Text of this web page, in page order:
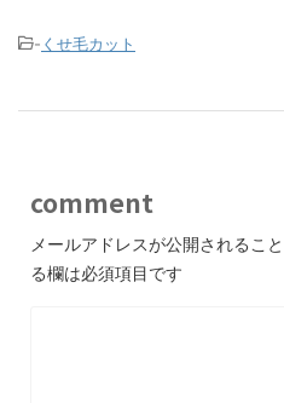
- くせ毛カット
comment
メールアドレスが公開されること
る欄は必須項目です